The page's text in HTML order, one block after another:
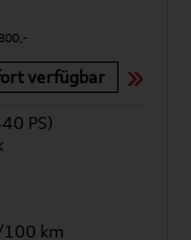
verfügbar
PS)
km